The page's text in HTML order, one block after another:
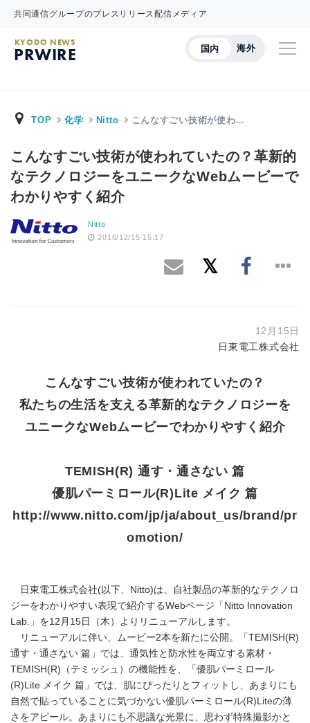
共同通信グループのプレスリリース配信メディア
国内 海外
KYODO NEWS
PRWIRE
TOP 化学 Nitto こんなすごい技術が使わ…
こんなすごい技術が使われていたの？革新的
なテクノロジーをユニークなWebムービーで
わかりやすく紹介
Nitto
2016/12/15 15:17
12月15日
日東電工株式会社
こんなすごい技術が使われていたの？
私たちの生活を支える革新的なテクノロジーを
ユニークなWebムービーでわかりやすく紹介
TEMISH(R) 通す・通さない 篇
優肌パーミロール(R)Lite メイク 篇
http://www.nitto.com/jp/ja/about_us/brand/pr
omotion/
日東電工株式会社(以下、Nitto)は、自社製品の革新的なテクノロ
ジーをわかりやすい表現で紹介するWebページ「Nitto Innovation
Lab.」を12月15日（木）よりリニューアルします。
リニューアルに伴い、ムービー2本を新たに公開。「TEMISH(R)
通す・通さない 篇」では、通気性と防水性を両立する素材・
TEMISH(R)（テミッシュ）の機能性を、「優肌パーミロール
(R)Lite メイク 篇」では、肌にぴったりとフィットし、あまりにも
自然で貼っていることに気づかない優肌パーミロール(R)Liteの薄
さをアピール。あまりにも不思議な光景に、思わず特殊撮影かと